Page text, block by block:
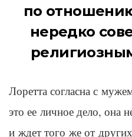
по
нередко
Лоретта согласна с
это ее личное дело, она
и ждет того же от